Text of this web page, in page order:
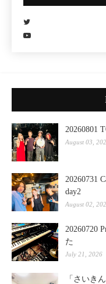
20260801
August 03,
20260731
day2
August 02,
20260720
た
July 21, 2026
「さいき